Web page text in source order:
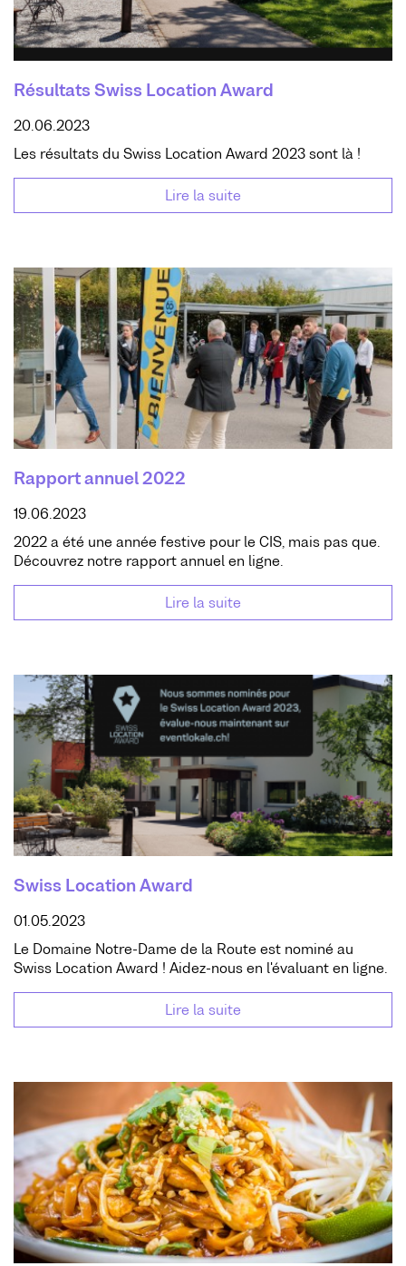
Résultats Swiss Location Award
20.06.2023
Les résultats du Swiss Location Award 2023 sont là !
Lire la suite
Rapport annuel 2022
19.06.2023
2022 a été une année festive pour le CIS, mais pas que.
Découvrez notre rapport annuel en ligne.
Lire la suite
Swiss Location Award
01.05.2023
Le Domaine Notre-Dame de la Route est nominé au
Swiss Location Award ! Aidez-nous en l'évaluant en ligne.
Lire la suite